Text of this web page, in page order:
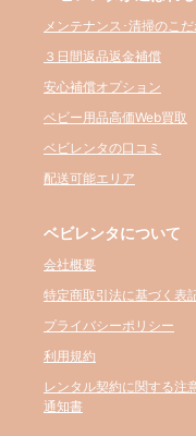
メンテナンス･清掃のこだ
３日間返品返金補償
安心補償オプション
ベビー用品高価Web買取
ベビレンタの口コミ
配送可能エリア
ベビレンタについて
会社概要
特定商取引法に基づく表
プライバシーポリシー
利用規約
レンタル契約に関する注
通知書